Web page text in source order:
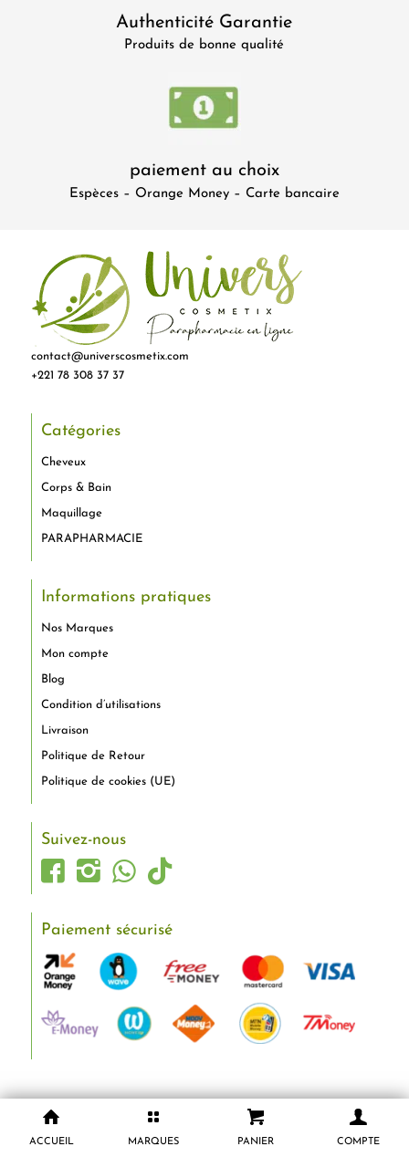
ACCUEIL MARQUES PANIER COMPTE
Authenticité Garantie
Produits de bonne qualité
paiement au choix
Espèces – Orange Money – Carte bancaire
contact@universcosmetix.com
+221 78 308 37 37
Catégories
Cheveux
Corps & Bain
Maquillage
PARAPHARMACIE
Informations pratiques
Nos Marques
Mon compte
Blog
Condition d’utilisations
Livraison
Politique de Retour
Politique de cookies (UE)
Suivez-nous
Paiement sécurisé